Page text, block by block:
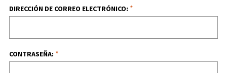
DIRECCIÓN DE CORREO ELECTRÓNICO: *
CONTRASEÑA: *